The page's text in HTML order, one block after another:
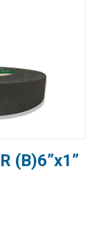
(B)6”x1”